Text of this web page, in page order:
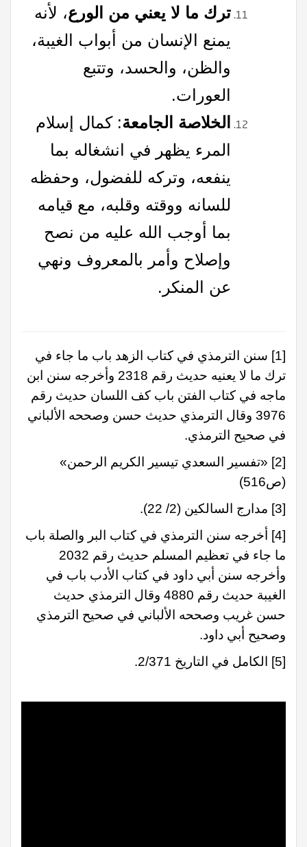
ترك ما لا يعني من الورع، لأنه
يمنع الإنسان من أبواب الغيبة،
والظن، والحسد، وتتبع
العورات.
الخلاصة الجامعة: كمال إسلام
المرء يظهر في انشغاله بما
ينفعه، وتركه للفضول، وحفظه
للسانه ووقته وقلبه، مع قيامه
بما أوجب الله عليه من نصح
وإصلاح وأمر بالمعروف ونهي
عن المنكر.
[1]
سنن الترمذي في كتاب الزهد باب ما جاء في
ترك ما لا يعنيه حديث رقم 2318 وأخرجه سنن ابن
ماجه في كتاب الفتن باب كف اللسان حديث رقم
3976 وقال الترمذي حديث حسن وصححه الألباني
في صحيح الترمذي.
[2]
«تفسير السعدي تيسير الكريم الرحمن»
(ص516)
[3]
مدارج السالكين (2/ 22).
[4]
أخرجه سنن الترمذي في كتاب البر والصلة باب
ما جاء في تعظيم المسلم حديث رقم 2032
وأخرجه سنن أبي داود في كتاب الأدب باب في
الغيبة حديث رقم 4880 وقال الترمذي حديث
حسن غريب وصححه الألباني في صحيح الترمذي
وصحيح أبي داود.
[5]
الكامل في التاريخ 2/371.